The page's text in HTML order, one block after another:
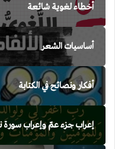
أخطاء لغوية شائعة
أساسيات الشعر
أفكار ونصائح في الكتابة
إعراب جزء عمّ وإعراب سورة